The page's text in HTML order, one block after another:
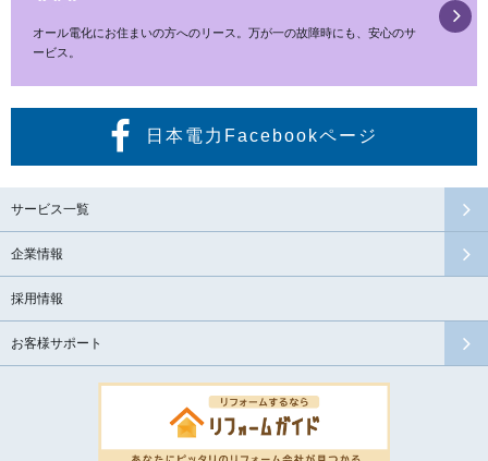
オール電化にお住まいの方へのリース。万が一の故障時にも、安心のサ
ービス。
日本電力Facebookページ
サービス一覧
企業情報
採用情報
お客様サポート